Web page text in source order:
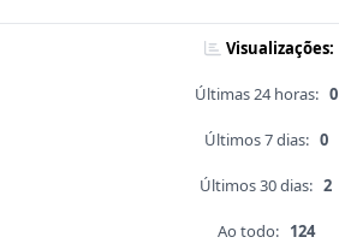
Visualizações:
Últimas 24 horas: 0
Últimos 7 dias: 0
Últimos 30 dias: 2
Ao todo: 124